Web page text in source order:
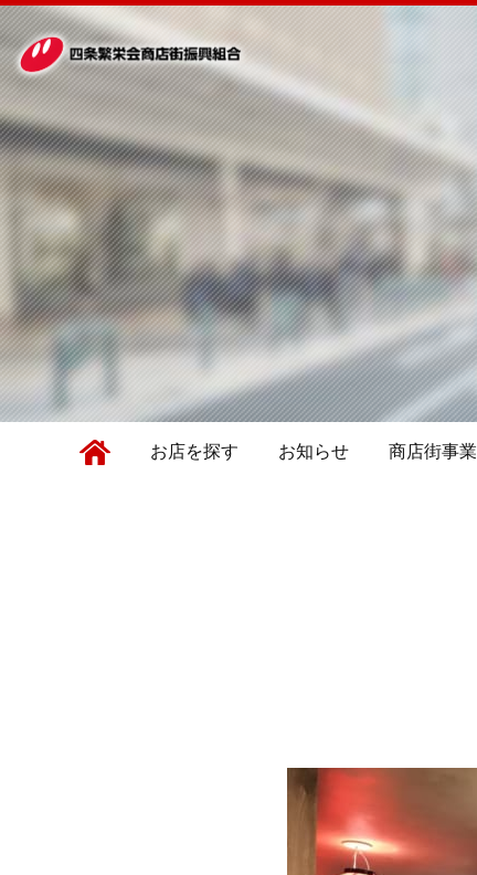
お店を探す お知らせ 商店街事業